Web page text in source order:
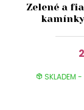
Zelené a